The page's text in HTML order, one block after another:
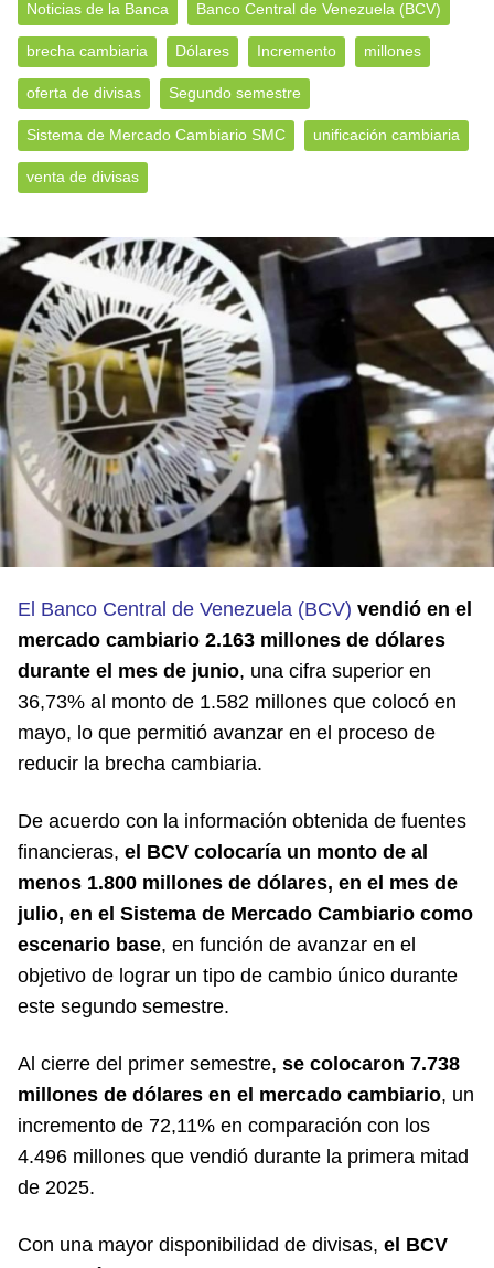
Noticias de la Banca Banco Central de Venezuela (BCV)
brecha cambiaria Dólares Incremento millones
oferta de divisas Segundo semestre
Sistema de Mercado Cambiario SMC unificación cambiaria
venta de divisas
El Banco Central de Venezuela (BCV) vendió en el
mercado cambiario 2.163 millones de dólares
durante el mes de junio, una cifra superior en
36,73% al monto de 1.582 millones que colocó en
mayo, lo que permitió avanzar en el proceso de
reducir la brecha cambiaria.
De acuerdo con la información obtenida de fuentes
financieras, el BCV colocaría un monto de al
menos 1.800 millones de dólares, en el mes de
julio, en el Sistema de Mercado Cambiario como
escenario base, en función de avanzar en el
objetivo de lograr un tipo de cambio único durante
este segundo semestre.
Al cierre del primer semestre, se colocaron 7.738
millones de dólares en el mercado cambiario, un
incremento de 72,11% en comparación con los
4.496 millones que vendió durante la primera mitad
de 2025.
Con una mayor disponibilidad de divisas, el BCV